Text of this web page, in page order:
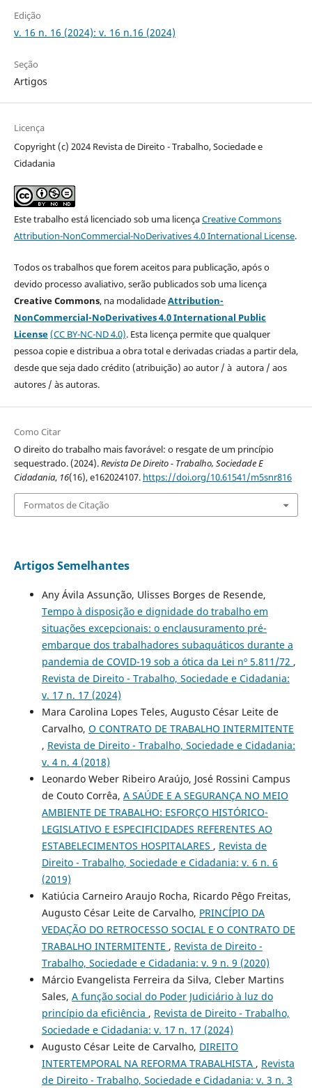
Edição
v. 16 n. 16 (2024): v. 16 n.16 (2024)
Seção
Artigos
Licença
Copyright (c) 2024 Revista de Direito - Trabalho, Sociedade e
Cidadania
Este trabalho está licenciado sob uma licençaCreative Commons
Attribution-NonCommercial-NoDerivatives 4.0 International License.
Todos os trabalhos que forem aceitos para publicação, após o
devido processo avaliativo, serão publicados sob uma licença
Creative Commons, na modalidadeAttribution-
NonCommercial-NoDerivatives 4.0 International Public
License(CC BY-NC-ND 4.0). Esta licença permite que qualquer
pessoa copie e distribua a obra total e derivadas criadas a partir dela,
desde que seja dado crédito (atribuição) ao autor / à autora / aos
autores / às autoras.
Como Citar
O direito do trabalho mais favorável: o resgate de um princípio
sequestrado. (2024).Revista De Direito - Trabalho, Sociedade E
Cidadania, 16(16), e162024107. https://doi.org/10.61541/m5snr816
Formatos de Citação
Artigos Semelhantes
Any Ávila Assunção, Ulisses Borges de Resende,
Tempo à disposição e dignidade do trabalho em
situações excepcionais: o enclausuramento pré-
embarque dos trabalhadores subaquáticos durante a
pandemia de COVID-19 sob a ótica da Lei nº 5.811/72 ,
Revista de Direito - Trabalho, Sociedade e Cidadania:
v. 17 n. 17 (2024)
Mara Carolina Lopes Teles, Augusto César Leite de
Carvalho, O CONTRATO DE TRABALHO INTERMITENTE
, Revista de Direito - Trabalho, Sociedade e Cidadania:
v. 4 n. 4 (2018)
Leonardo Weber Ribeiro Araújo, José Rossini Campus
de Couto Corrêa, A SAÚDE E A SEGURANÇA NO MEIO
AMBIENTE DE TRABALHO: ESFORÇO HISTÓRICO-
LEGISLATIVO E ESPECIFICIDADES REFERENTES AO
ESTABELECIMENTOS HOSPITALARES , Revista de
Direito - Trabalho, Sociedade e Cidadania: v. 6 n. 6
(2019)
Katiúcia Carneiro Araujo Rocha, Ricardo Pêgo Freitas,
Augusto César Leite de Carvalho, PRINCÍPIO DA
VEDAÇÃO DO RETROCESSO SOCIAL E O CONTRATO DE
TRABALHO INTERMITENTE , Revista de Direito -
Trabalho, Sociedade e Cidadania: v. 9 n. 9 (2020)
Márcio Evangelista Ferreira da Silva, Cleber Martins
Sales, A função social do Poder Judiciário à luz do
princípio da eficiência , Revista de Direito - Trabalho,
Sociedade e Cidadania: v. 17 n. 17 (2024)
Augusto César Leite de Carvalho, DIREITO
INTERTEMPORAL NA REFORMA TRABALHISTA , Revista
de Direito - Trabalho, Sociedade e Cidadania: v. 3 n. 3